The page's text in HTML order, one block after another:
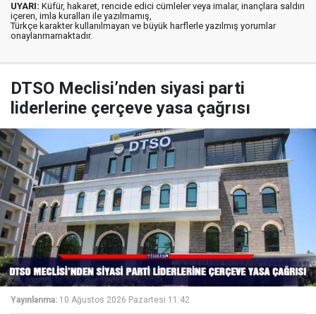
UYARI: Küfür, hakaret, rencide edici cümleler veya imalar, inançlara saldırı
içeren, imla kuralları ile yazılmamış,
Türkçe karakter kullanılmayan ve büyük harflerle yazılmış yorumlar
onaylanmamaktadır.
DTSO Meclisi’nden siyasi parti
liderlerine çerçeve yasa çağrısı
Yayınlanma: 10 Ağustos 2026 Pazartesi 11:42